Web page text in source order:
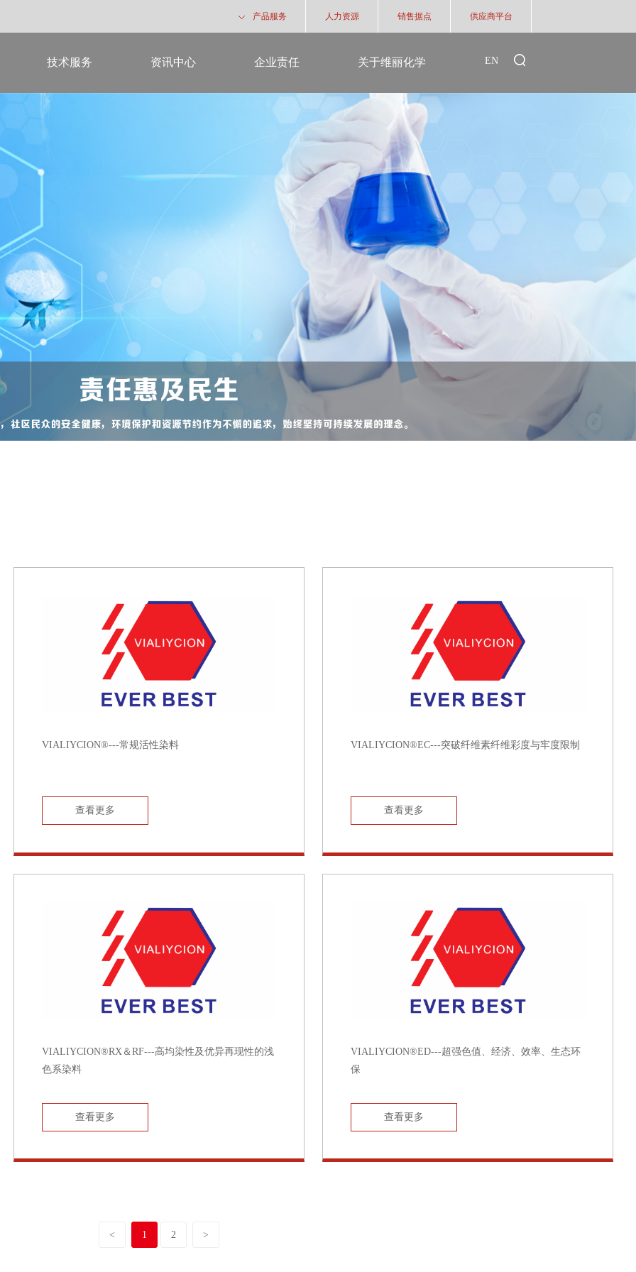
产品服务 人力资源 销售据点 供应商平台
EN
技术服务 资讯中心 企业责任 关于维丽化学
VIALIYCION®---常规活性染料
查看更多
VIALIYCION®EC---突破纤维素纤维彩度与牢度限制
查看更多
VIALIYCION®RX＆RF---高均染性及优异再现性的浅
色系染料
查看更多
VIALIYCION®ED---超强色值、经济、效率、生态环
保
查看更多
< 1 2 >